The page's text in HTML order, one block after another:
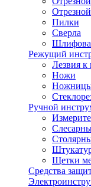
Пилки
Сверла
Режущий
Лезвия
Ножи
Ручной
Щетки
Средства